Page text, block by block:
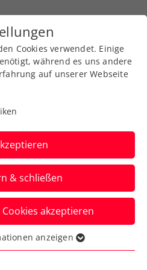
News
Cookies verwendet. Einige
während es uns andere
auf unserer Webseite
& schließen
akzeptieren
für grundlegende
anzeigen